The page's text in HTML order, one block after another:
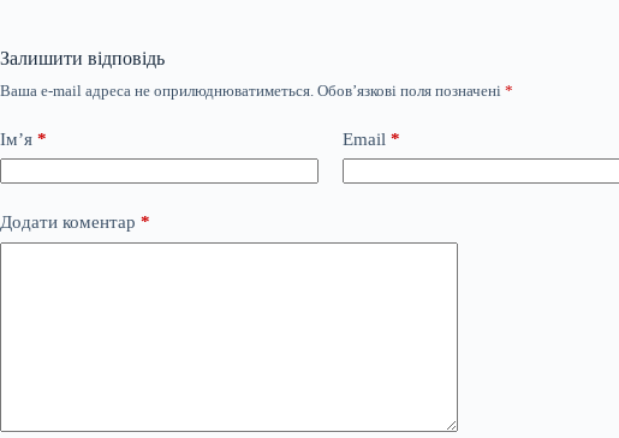
Залишити відповідь
Ваша e-mail адреса не оприлюднюватиметься. Обов’язкові поля позначені *
Ім’я * Email *
Додати коментар *